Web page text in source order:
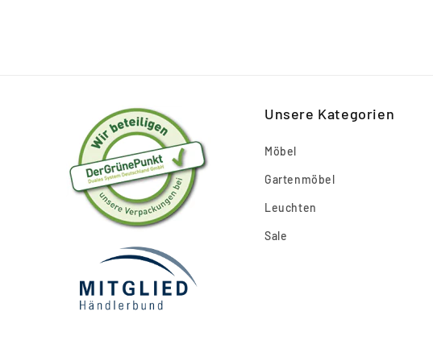
Unsere Kategorien
Möbel
Gartenmöbel
Leuchten
Sale